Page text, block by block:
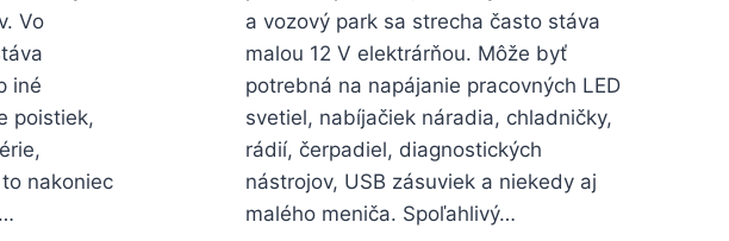
Vo
iné
poistiek,
nakoniec
a vozový park sa strecha často stáva
malou 12 V elektrárňou. Môže byť
potrebná na napájanie pracovných LED
svetiel, nabíjačiek náradia, chladničky,
rádií, čerpadiel, diagnostických
nástrojov, USB zásuviek a niekedy aj
malého meniča. Spoľahlivý…